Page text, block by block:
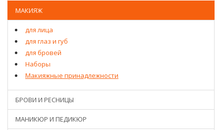
МАКИЯЖ
для лица
для глаз и губ
для бровей
Наборы
Макияжные принадлежности
БРОВИ И РЕСНИЦЫ
МАНИКЮР И ПЕДИКЮР